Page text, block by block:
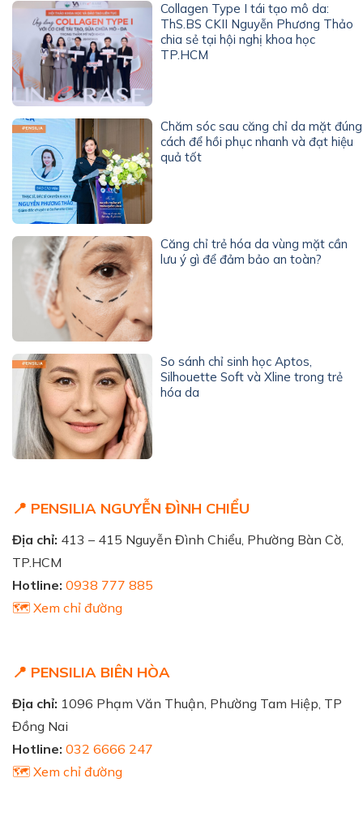
Collagen Type I tái tạo mô da:
ThS.BS CKII Nguyễn Phương Thảo
chia sẻ tại hội nghị khoa học
TP.HCM
Chăm sóc sau căng chỉ da mặt đúng
cách để hồi phục nhanh và đạt hiệu
quả tốt
Căng chỉ trẻ hóa da vùng mặt cần
lưu ý gì để đảm bảo an toàn?
So sánh chỉ sinh học Aptos,
Silhouette Soft và Xline trong trẻ
hóa da
📍 PENSILIA NGUYỄN ĐÌNH CHIỂU
Địa chỉ: 413 – 415 Nguyễn Đình Chiểu, Phường Bàn Cờ,
TP.HCM
Hotline: 0938 777 885
🗺️ Xem chỉ đường
📍 PENSILIA BIÊN HÒA
Địa chỉ: 1096 Phạm Văn Thuận, Phường Tam Hiệp, TP
Đồng Nai
Hotline: 032 6666 247
🗺️ Xem chỉ đường